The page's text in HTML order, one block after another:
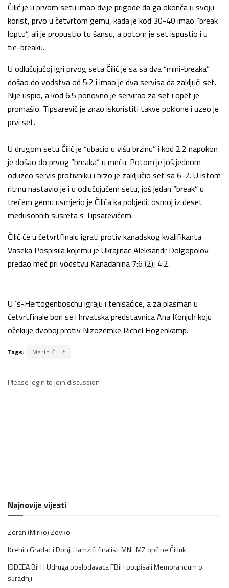
Čilić je u prvom setu imao dvije prigode da ga okonča u svoju
korist, prvo u četvrtom gemu, kada je kod 30-40 imao “break
loptu”, ali je propustio tu šansu, a potom je set ispustio i u
tie-breaku.
U odlučujućoj igri prvog seta Čilić je sa sa dva “mini-breaka”
došao do vodstva od 5:2 i imao je dva servisa da zaključi set.
Nije uspio, a kod 6:5 ponovno je servirao za set i opet je
promašio. Tipsarević je znao iskoristiti takve poklone i uzeo je
prvi set.
U drugom setu Čilić je “ubacio u višu brzinu” i kod 2:2 napokon
je došao do prvog “breaka” u meču. Potom je još jednom
oduzeo servis protivniku i brzo je zaključio set sa 6-2. U istom
ritmu nastavio je i u odlučujućem setu, još jedan “break” u
trećem gemu usmjerio je Čilića ka pobjedi, osmoj iz deset
međusobnih susreta s Tipsarevićem.
Čilić će u četvrtfinalu igrati protiv kanadskog kvalifikanta
Vaseka Pospisila kojemu je Ukrajinac Aleksandr Dolgopolov
predao meč pri vodstvu Kanađanina 7:6 (2), 4:2.
U ‘s-Hertogenboschu igraju i tenisačice, a za plasman u
četvrtfinale bori se i hrvatska predstavnica Ana Konjuh koju
očekuje dvoboj protiv Nizozemke Richel Hogenkamp.
Tags: Marin Čilić
Please loginto join discussion
Najnovije vijesti
Zoran (Mirko) Zovko
Krehin Gradac i Donji Hamzići finalisti MNL MZ općine Čitluk
IDDEEA BiH i Udruga poslodavaca FBiH potpisali Memorandum o
suradnji